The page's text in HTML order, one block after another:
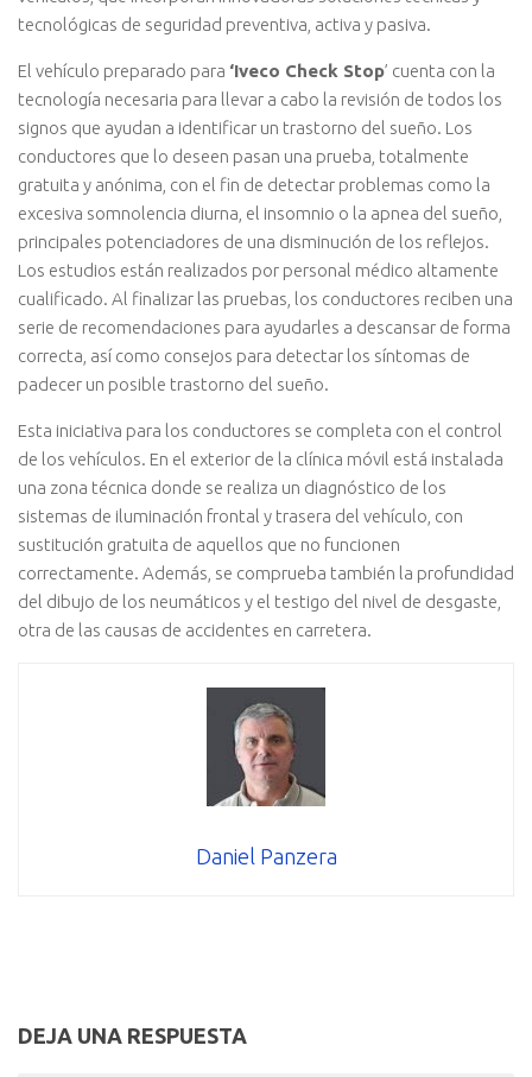
tecnológicas de seguridad preventiva, activa y pasiva.
El vehículo preparado para ‘Iveco Check Stop’ cuenta con la
tecnología necesaria para llevar a cabo la revisión de todos los
signos que ayudan a identificar un trastorno del sueño. Los
conductores que lo deseen pasan una prueba, totalmente
gratuita y anónima, con el fin de detectar problemas como la
excesiva somnolencia diurna, el insomnio o la apnea del sueño,
principales potenciadores de una disminución de los reflejos.
Los estudios están realizados por personal médico altamente
cualificado. Al finalizar las pruebas, los conductores reciben una
serie de recomendaciones para ayudarles a descansar de forma
correcta, así como consejos para detectar los síntomas de
padecer un posible trastorno del sueño.
Esta iniciativa para los conductores se completa con el control
de los vehículos. En el exterior de la clínica móvil está instalada
una zona técnica donde se realiza un diagnóstico de los
sistemas de iluminación frontal y trasera del vehículo, con
sustitución gratuita de aquellos que no funcionen
correctamente. Además, se comprueba también la profundidad
del dibujo de los neumáticos y el testigo del nivel de desgaste,
otra de las causas de accidentes en carretera.
Daniel Panzera
DEJA UNA RESPUESTA